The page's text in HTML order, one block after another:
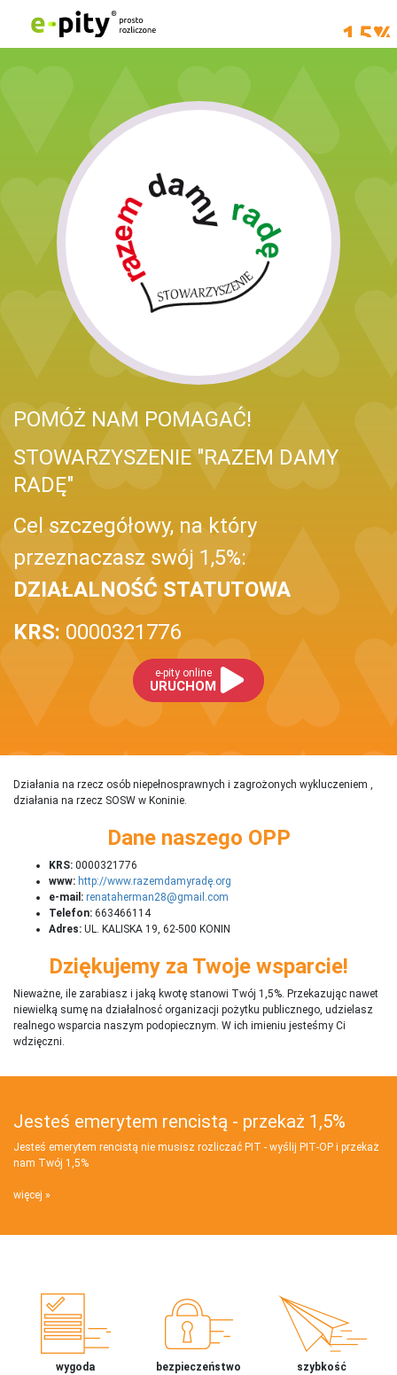
POMÓŻ NAM POMAGAĆ!
STOWARZYSZENIE "RAZEM DAMY
RADĘ"
Cel szczegółowy, na który
przeznaczasz swój 1,5%:
DZIAŁALNOŚĆ STATUTOWA
KRS: 0000321776
e-pity online
URUCHOM
Działania na rzecz osób niepełnosprawnych i zagrożonych wykluczeniem ,
działania na rzecz SOSW w Koninie.
Dane naszego OPP
KRS: 0000321776
www: http://www.razemdamyradę.org
e-mail: renataherman28@gmail.com
Telefon: 663466114
Adres: UL. KALISKA 19, 62-500 KONIN
Dziękujemy za Twoje wsparcie!
Nieważne, ile zarabiasz i jaką kwotę stanowi Twój 1,5%. Przekazując nawet
niewielką sumę na działalnosć organizacji pożytku publicznego, udzielasz
realnego wsparcia naszym podopiecznym. W ich imieniu jesteśmy Ci
wdzięczni.
Jesteś emerytem rencistą - przekaż 1,5%
Jesteś emerytem rencistą nie musisz rozliczać PIT - wyślij PIT‑OP i przekaż
nam Twój 1,5%
więcej
wygoda
bezpieczeństwo
szybkość